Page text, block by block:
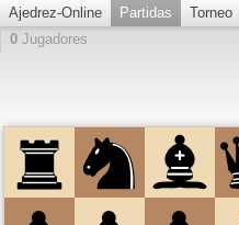
Ajedrez-Online Partidas Torneo
0 Jugadores